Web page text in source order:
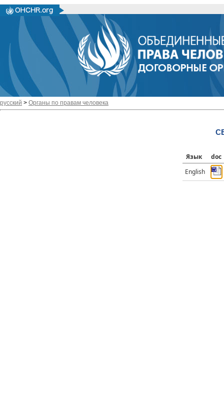
русский > Органы по правам человека
Язык
doc
English